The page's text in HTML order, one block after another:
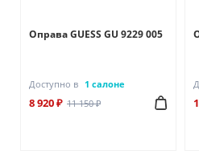
Оправа GUESS GU 9229 005
Доступно в 1 салоне
8 920 ₽ 11 150 ₽